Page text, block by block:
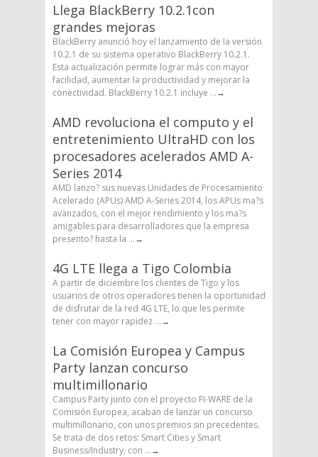
Llega BlackBerry 10.2.1con
grandes mejoras
BlackBerry anunció hoy el lanzamiento de la versión
10.2.1 de su sistema operativo BlackBerry 10.2.1.
Esta actualización permite lograr más con mayor
facilidad, aumentar la productividad y mejorar la
conectividad. BlackBerry 10.2.1 incluye ...→
AMD revoluciona el computo y el
entretenimiento UltraHD con los
procesadores acelerados AMD A-
Series 2014
AMD lanzo? sus nuevas Unidades de Procesamiento
Acelerado (APUs) AMD A-Series 2014, los APUs ma?s
avanzados, con el mejor rendimiento y los ma?s
amigables para desarrolladores que la empresa
presento? hasta la ...→
4G LTE llega a Tigo Colombia
A partir de diciembre los clientes de Tigo y los
usuarios de otros operadores tienen la oportunidad
de disfrutar de la red 4G LTE, lo que les permite
tener con mayor rapidez ...→
La Comisión Europea y Campus
Party lanzan concurso
multimillonario
Campus Party junto con el proyecto FI-WARE de la
Comisión Europea, acaban de lanzar un concurso
multimillonario, con unos premios sin precedentes.
Se trata de dos retos: Smart Cities y Smart
Business/Industry, con ...→